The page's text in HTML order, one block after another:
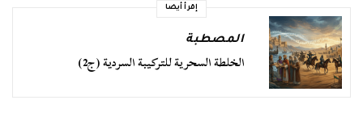
إقرأ أيضا
المصطبة
الخلطة السحرية للتركيبة السردية (ج2)